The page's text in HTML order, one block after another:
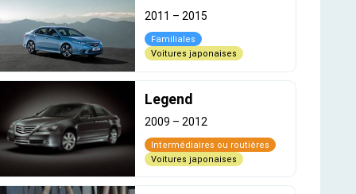
2011 –2015
Familiales
Voitures japonaises
Legend
2009 – 2012
Intermédiaires ou routières
Voitures japonaises